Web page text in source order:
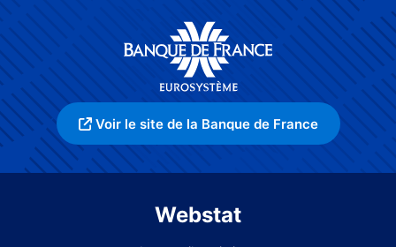
Voir le site de la Banque de France
Webstat